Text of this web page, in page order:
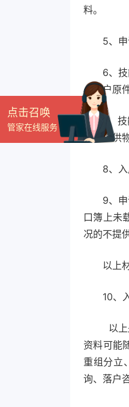
料。
5、
6、
人帐户原件
7、
还应提供
8、
9、
口簿上未
况的不提
以上
10、
以
资料可能
重组分立
询、落户
点击召唤
管家在线服务